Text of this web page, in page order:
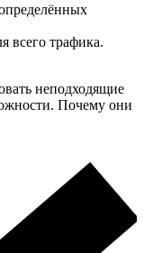
всего трафика.
неподходящие
Почему они